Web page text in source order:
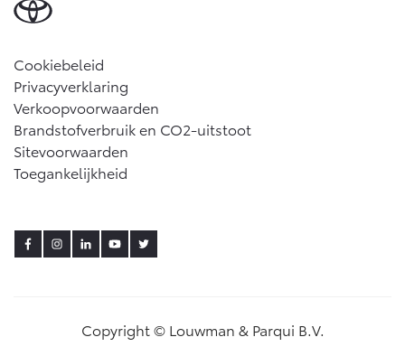
Cookiebeleid
Privacyverklaring
Verkoopvoorwaarden
Brandstofverbruik en CO2-uitstoot
Sitevoorwaarden
Toegankelijkheid
Copyright © Louwman & Parqui B.V.